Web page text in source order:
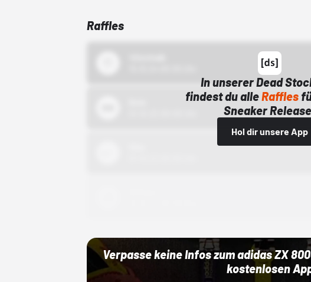
Raffles
In unserer Dead
findest du alleRaffles
Sneaker
Hol dir unsere App
Verpasse keine Infos zum adidas ZX
kostenlosen